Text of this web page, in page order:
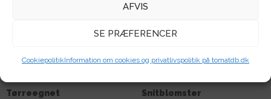
AFVIS
SE PRÆFERENCER
CookiepolitikInformation om cookies og privatlivspolitik på tomatdb.dk
Tørreegnet Snitblomster